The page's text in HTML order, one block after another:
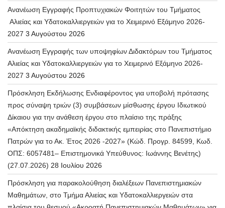
Ανανέωση Εγγραφής Προπτυχιακών Φοιτητών του Τμήματος
Αλιείας και Υδατοκαλλιεργειών για το Χειμερινό Εξάμηνο 2026-
2027 3 Αυγούστου 2026
Ανανέωση Εγγραφής των υποψηφίων Διδακτόρων του Τμήματος
Αλιείας και Υδατοκαλλιεργειών για το Χειμερινό Εξάμηνο 2026-
2027 3 Αυγούστου 2026
Πρόσκληση Εκδήλωσης Ενδιαφέροντος για υποβολή πρότασης
προς σύναψη τριών (3) συμβάσεων μίσθωσης έργου Ιδιωτικού
Δίκαιου για την ανάθεση έργου στο πλαίσιο της πράξης
«Απόκτηση ακαδημαϊκής διδακτικής εμπειρίας στο Πανεπιστήμιο
Πατρών για το Ακ. Έτος 2026 -2027» (Κώδ. Προγρ. 84599, Κωδ.
ΟΠΣ: 6057481– Επιστημονικά Υπεύθυνος: Ιωάννης Βενέτης)
(27.07.2026) 28 Ιουλίου 2026
Πρόσκληση για παρακολούθηση διαλέξεων Πανεπιστημιακών
Μαθημάτων, στο Τμήμα Αλιείας και Υδατοκαλλιεργειών στα